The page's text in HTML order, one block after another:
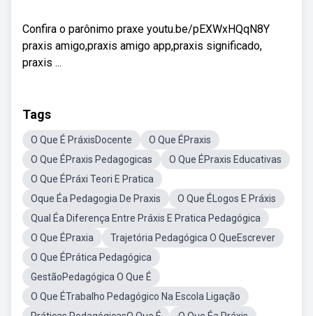
Confira o parônimo praxe youtu.be/pEXWxHQqN8Y
praxis amigo,praxis amigo app,praxis significado,
praxis ...
Tags
O Que É PráxisDocente
O Que ÉPraxis
O Que ÉPraxis Pedagogicas
O Que ÉPraxis Educativas
O Que ÉPráxi Teori E Pratica
Oque Éa Pedagogia De Praxis
O Que ÉLogos E Práxis
Qual Éa Diferença Entre Práxis E Pratica Pedagógica
O Que ÉPraxia
Trajetória Pedagógica O QueEscrever
O Que ÉPrática Pedagógica
GestãoPedagógica O Que É
O Que ÉTrabalho Pedagógico Na Escola Ligação